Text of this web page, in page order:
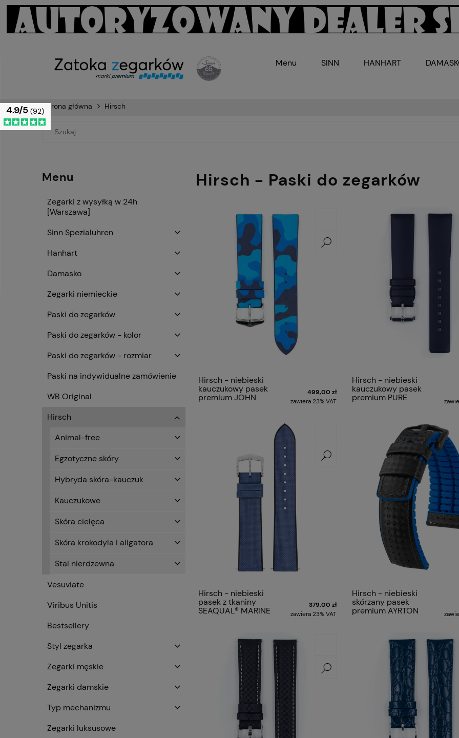
Menu SINN HANHART
Strona główna Hirsch
Menu
Zegarki z wysyłką w 24h
[Warszawa]
Sinn Spezialuhren
Hanhart
Damasko
Zegarki niemieckie
Paski do zegarków
Paski do zegarków - kolor
Paski do zegarków - rozmiar
Paski na indywidualne zamówienie
WB Original
Hirsch
Animal-free
Egzotyczne skóry
Hybryda skóra-kauczuk
Kauczukowe
Skóra cielęca
Skóra krokodyla i aligatora
Stal nierdzewna
Vesuviate
Viribus Unitis
Bestsellery
Styl zegarka
Zegarki męskie
Zegarki damskie
Typ mechanizmu
Zegarki luksusowe
Hirsch - Paski do zegarków
Hirsch - niebieski
kauczukowy pasek
premium JOHN
499,00 zł
zawiera 23% VAT
Hirsch - niebieski
kauczukowy pasek
premium PURE
Hirsch - niebieski
pasek z tkaniny
SEAQUAL® MARINE
379,00 zł
zawiera 23% VAT
Hirsch - niebieski
skórzany pasek
premium AYRTON
4.9/5 (92)